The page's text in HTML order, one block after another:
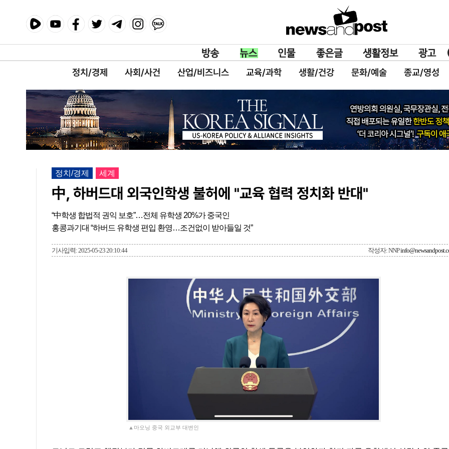
정치/경제 사회/사건 산업/비즈니스 교육/과학 생활/건강 문화/예술 종교/영성
정치/경제 세계
中, 하버드대 외국인학생 불허에 "교육 협력 정치화 반대"
“中학생 합법적 권익 보호”…전체 유학생 20%가 중국인
홍콩과기대 “하버드 유학생 편입 환영…조건없이 받아들일 것”
기사입력: 2025-05-23 20:10:44 작성자: NNP
▲마오닝 중국 외교부 대변인